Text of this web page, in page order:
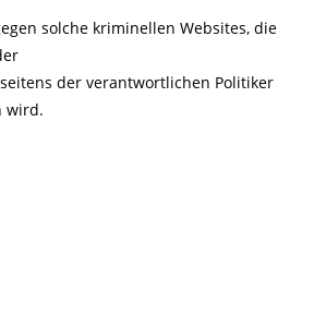
solche kriminellen Websites, die
der verantwortlichen Politiker
wird.